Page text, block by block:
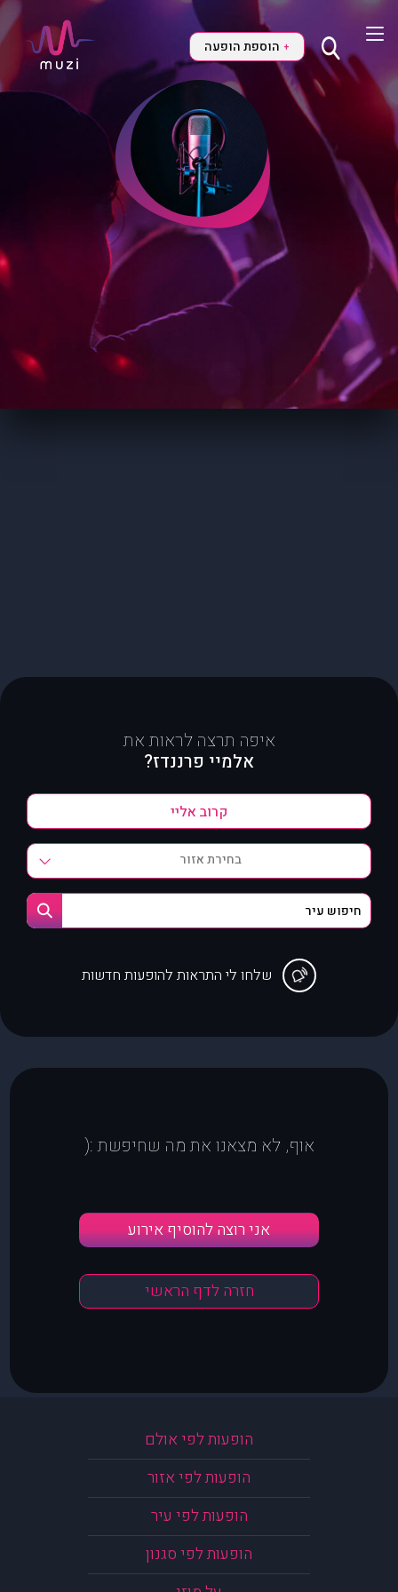
+ הוספת הופעה
איפה תרצה לראות את
אלמיי פרננדז?
בחירת אזור
שלחו לי התראות להופעות חדשות
אוף, לא מצאנו את מה שחיפשת :(
אני רוצה להוסיף אירוע
חזרה לדף הראשי
הופעות לפי אולם
הופעות לפי אזור
הופעות לפי עיר
הופעות לפי סגנון